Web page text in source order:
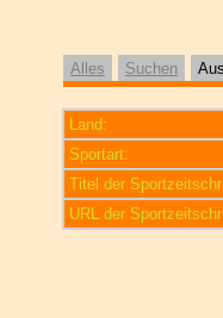
Alles Suchen
Land:
Sportart:
Titel der
URL der